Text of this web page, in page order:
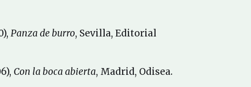
Panza de burro, Sevilla, Editorial
Con la boca abierta, Madrid, Odisea.